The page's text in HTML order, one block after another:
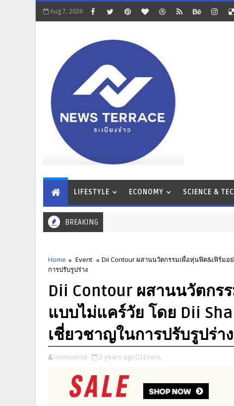
Aug 7, 2026
LIFESTYLE ECONOMY SCIENCE &
BREAKING
Home Event
Dii Contour ผสานนวัตกรรมเพื่อหุ่นฟิต&เฟิร์ม
การปรับรูปร่าง
Dii Contour ผสานนวัตกร
แบบไม่แคร์วัย โดย Dii
เชี่ยวชาญในการปรับรูปร่าง
newsverse 2 years ago Event,